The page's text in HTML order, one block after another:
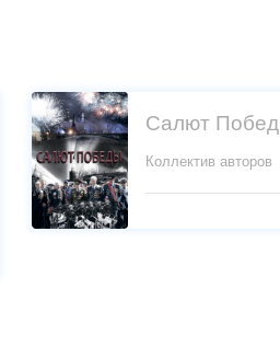
Салют
Коллектив авторов